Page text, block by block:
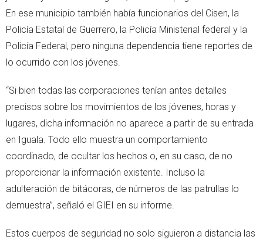
En ese municipio también había funcionarios del Cisen, la
Policía Estatal de Guerrero, la Policía Ministerial federal y la
Policía Federal, pero ninguna dependencia tiene reportes de
lo ocurrido con los jóvenes.
“Si bien todas las corporaciones tenían antes detalles
precisos sobre los movimientos de los jóvenes, horas y
lugares, dicha información no aparece a partir de su entrada
en Iguala. Todo ello muestra un comportamiento
coordinado, de ocultar los hechos o, en su caso, de no
proporcionar la información existente. Incluso la
adulteración de bitácoras, de números de las patrullas lo
demuestra”, señaló el GIEI en su informe.
Estos cuerpos de seguridad no solo siguieron a distancia las